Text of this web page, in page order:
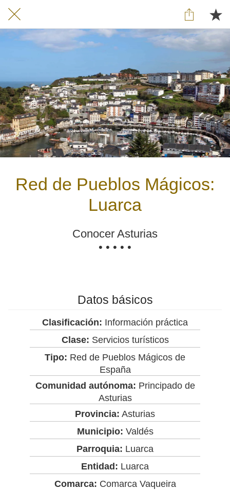
Red de Pueblos Mágicos:
Luarca
Conocer Asturias
• • • • •
Datos básicos
Clasificación: Información práctica
Clase: Servicios turísticos
Tipo: Red de Pueblos Mágicos de
España
Comunidad autónoma: Principado de
Asturias
Provincia: Asturias
Municipio: Valdés
Parroquia: Luarca
Entidad: Luarca
Comarca: Comarca Vaqueira